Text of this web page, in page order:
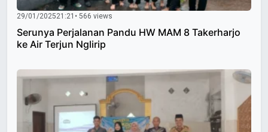
29/01/202521:21 • 566 views
Serunya Perjalanan Pandu HW MAM 8 Takerharjo
ke Air Terjun Nglirip